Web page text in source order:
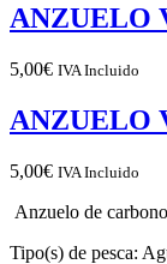
ANZUELO
5,00€ IVA Incluido
ANZUELO
5,00€ IVA Incluido
Anzuelo de
Tipo(s) de pesca: